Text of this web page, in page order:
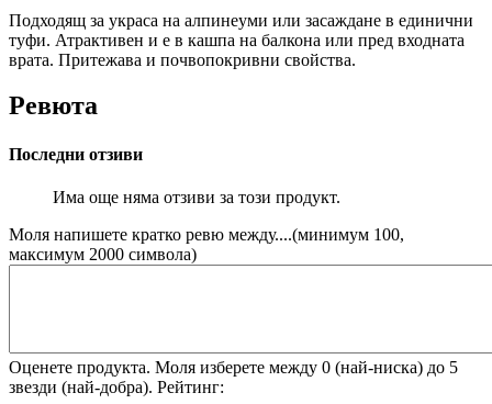
Подходящ за украса на алпинеуми или засаждане в единични
туфи. Атрактивен и е в кашпа на балкона или пред входната
врата. Притежава и почвопокривни свойства.
Ревюта
Последни отзиви
Има още няма отзиви за този продукт.
Моля напишете кратко ревю между....(минимум 100,
максимум 2000 символа)
Оценете продукта. Моля изберете между 0 (най-ниска) до 5
звезди (най-добра). Рeйтинг: